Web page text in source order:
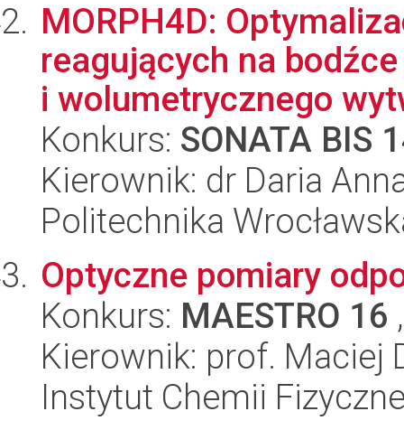
MORPH4D:
reagujących na
i wolumetrycznego
Konkurs: SONATA BIS
Kierownik: dr Daria
Politechnika
Optyczne pomiary
Konkurs: MAESTRO 16
Kierownik: prof. Maciej
Instytut Chemii